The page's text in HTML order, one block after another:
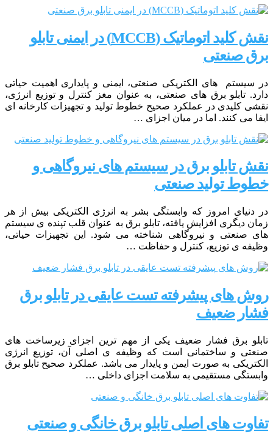
نقش کلید اتوماتیک (MCCB) در ایمنی تابلو
برق صنعتی
در سیستم های الکتریکی صنعتی، ایمنی و پایداری اهمیت حیاتی
دارد. تابلو برق های صنعتی، به عنوان مغز کنترل و توزیع انرژی،
نقشی کلیدی در عملکرد صحیح خطوط تولید و تجهیزات کارخانه ای
ایفا می کنند. اما در میان اجزای …
نقش تابلو برق در سیستم های نیروگاهی و
خطوط تولید صنعتی
در دنیای امروز که وابستگی بشر به انرژی الکتریکی بیش از هر
زمان دیگری افزایش یافته، تابلو برق به عنوان قلب تپنده ی سیستم
های صنعتی و نیروگاهی شناخته می شود. این تجهیزات حیاتی،
وظیفه ی توزیع، کنترل و حفاظت …
روش های پیشرفته تست عایقی در تابلو برق
فشار ضعیف
تابلو برق فشار ضعیف یکی از مهم ترین اجزای زیرساخت های
صنعتی و ساختمانی است که وظیفه ی اصلی آن، توزیع انرژی
الکتریکی به صورت ایمن و پایدار می باشد. عملکرد صحیح تابلو برق
وابستگی مستقیمی به سلامت اجزای داخلی …
تفاوت های اصلی تابلو برق خانگی و صنعتی